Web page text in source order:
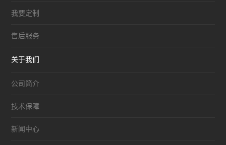
我要定制
售后服务
关于我们
公司简介
技术保障
新闻中心